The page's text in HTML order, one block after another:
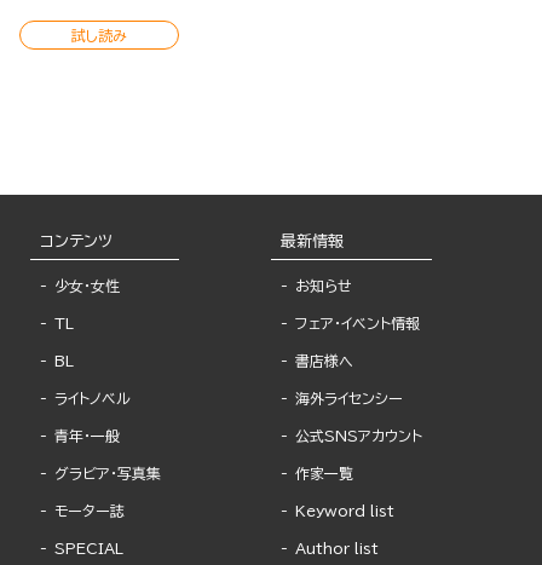
試し読み
コンテンツ
少女・女性
TL
BL
ライトノベル
青年・一般
グラビア・写真集
モーター誌
SPECIAL
最新情報
お知らせ
フェア・イベント情報
書店様へ
海外ライセンシー
公式SNSアカウント
作家一覧
Keyword list
Author list